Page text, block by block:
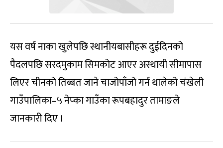
यस वर्ष नाका खुलेपछि स्थानीयबासीहरू दुईदिनको
पैदलपछि सरदमुकाम सिमकोट आएर अस्थायी सीमापास
लिएर चीनको तिब्बत जाने चाजोपाँजो गर्न थालेको चंखेली
गाउँपालिका–५ नेप्का गाउँका रूपबहादुर तामाङले
जानकारी दिए ।